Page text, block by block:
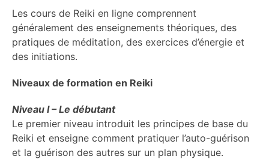
Les cours de Reiki en ligne comprennent
généralement des enseignements théoriques, des
pratiques de méditation, des exercices d’énergie et
des initiations.
Niveaux de formation en Reiki
Niveau I – Le débutant
Le premier niveau introduit les principes de base du
Reiki et enseigne comment pratiquer l’auto-guérison
et la guérison des autres sur un plan physique.